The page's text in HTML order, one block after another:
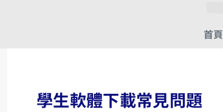
首頁
學生軟體下載常見問題